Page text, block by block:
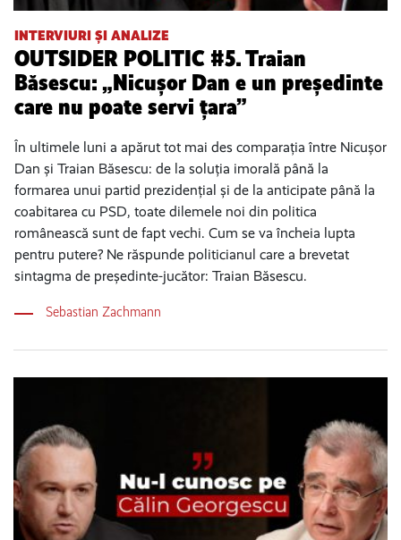
INTERVIURI ȘI ANALIZE
OUTSIDER POLITIC #5. Traian
Băsescu: „Nicușor Dan e un președinte
care nu poate servi țara”
În ultimele luni a apărut tot mai des comparația între Nicușor
Dan și Traian Băsescu: de la soluția imorală până la
formarea unui partid prezidențial și de la anticipate până la
coabitarea cu PSD, toate dilemele noi din politica
românească sunt de fapt vechi. Cum se va încheia lupta
pentru putere? Ne răspunde politicianul care a brevetat
sintagma de președinte-jucător: Traian Băsescu.
Sebastian Zachmann